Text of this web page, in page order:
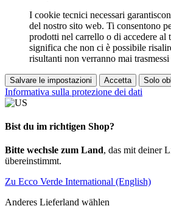
I cookie tecnici necessari
del nostro sito web. Ti consentono
prodotti nel carrello o di accedere al
significa che non ci è possibile
risultanti non verranno mai trasmessi
Salvare le impostazioni Accetta Solo
Informativa sulla protezione dei dati
Bist du im richtigen Shop?
Bitte wechsle zum Land, das mit deiner
übereinstimmt.
Zu Ecco Verde International (English)
Anderes Lieferland wählen